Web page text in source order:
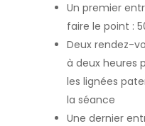
Un premier
faire le point :
Deux rendez-
à deux heures
les lignées
la séance
Une dernier